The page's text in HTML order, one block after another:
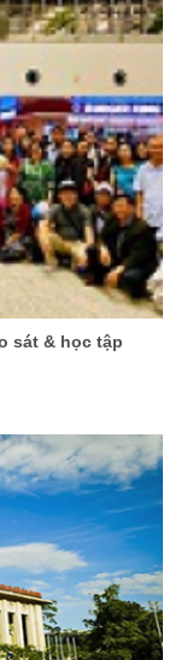
sát & học tập